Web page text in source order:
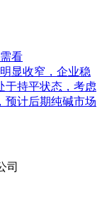
看
显收窄，企业稳
于持平状态，考虑
预计后期纯碱市场
司